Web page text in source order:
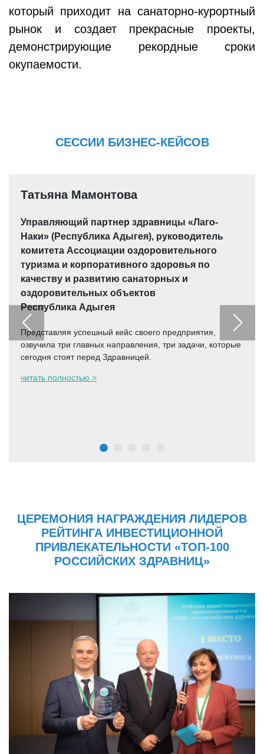
который приходит на санаторно-курортный
рынок и создает прекрасные проекты,
демонстрирующие рекордные сроки
окупаемости.
СЕССИИ БИЗНЕС-КЕЙСОВ
Татьяна Мамонтова
Управляющий партнер здравницы «Лаго-
Наки» (Республика Адыгея), руководитель
комитета Ассоциации оздоровительного
туризма и корпоративного здоровья по
качеству и развитию санаторных и
оздоровительных объектов
Республика Адыгея
Представляя успешный кейс своего предприятия,
озвучила три главных направления, три задачи, которые
сегодня стоят перед Здравницей.
читать полностью >
ЦЕРЕМОНИЯ НАГРАЖДЕНИЯ ЛИДЕРОВ
РЕЙТИНГА ИНВЕСТИЦИОННОЙ
ПРИВЛЕКАТЕЛЬНОСТИ «ТОП-100
РОССИЙСКИХ ЗДРАВНИЦ»